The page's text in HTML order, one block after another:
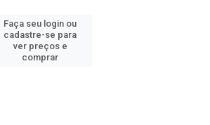
Faça seu login ou
cadastre-se para
ver preços e
comprar